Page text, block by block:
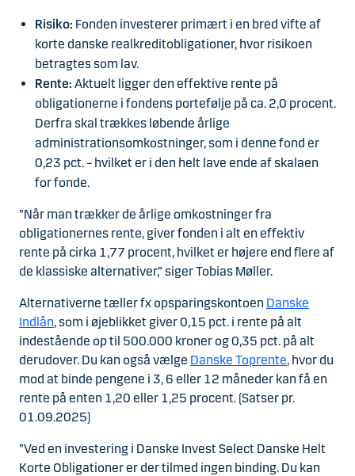
Risiko: Fonden investerer primært i en bred vifte af
korte danske realkreditobligationer, hvor risikoen
betragtes som lav.
Rente: Aktuelt ligger den effektive rente på
obligationerne i fondens portefølje på ca. 2,0 procent.
Derfra skal trækkes løbende årlige
administrationsomkostninger, som i denne fond er
0,23 pct. – hvilket er i den helt lave ende af skalaen
for fonde.
”Når man trækker de årlige omkostninger fra
obligationernes rente, giver fonden i alt en effektiv
rente på cirka 1,77 procent, hvilket er højere end flere af
de klassiske alternativer,” siger Tobias Møller.
Alternativerne tæller fx opsparingskontoen Danske
Indlån, som i øjeblikket giver 0,15 pct. i rente på alt
indestående op til 500.000 kroner og 0,35 pct. på alt
derudover. Du kan også vælge Danske Toprente, hvor du
mod at binde pengene i 3, 6 eller 12 måneder kan få en
rente på enten 1,20 eller 1,25 procent. (Satser pr.
01.09.2025)
”Ved en investering i Danske Invest Select Danske Helt
Korte Obligationer er der tilmed ingen binding. Du kan